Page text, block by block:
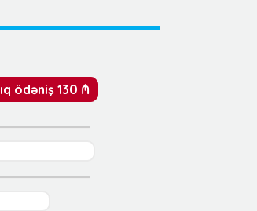
ödəniş 130 ₼